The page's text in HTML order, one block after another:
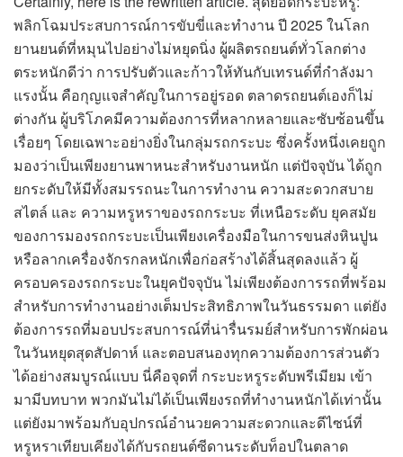
พลิกโฉมประสบการณ์การขับขี่และทำงาน ปี 2025 ในโลก
ยานยนต์ที่หมุนไปอย่างไม่หยุดนิ่ง ผู้ผลิตรถยนต์ทั่วโลกต่าง
ตระหนักดีว่า การปรับตัวและก้าวให้ทันกับเทรนด์ที่กำลังมา
แรงนั้น คือกุญแจสำคัญในการอยู่รอด ตลาดรถยนต์เองก็ไม่
ต่างกัน ผู้บริโภคมีความต้องการที่หลากหลายและซับซ้อนขึ้น
เรื่อยๆ โดยเฉพาะอย่างยิ่งในกลุ่มรถกระบะ ซึ่งครั้งหนึ่งเคยถูก
มองว่าเป็นเพียงยานพาหนะสำหรับงานหนัก แต่ปัจจุบัน ได้ถูก
ยกระดับให้มีทั้งสมรรถนะในการทำงาน ความสะดวกสบาย
สไตล์ และ ความหรูหราของรถกระบะ ที่เหนือระดับ ยุคสมัย
ของการมองรถกระบะเป็นเพียงเครื่องมือในการขนส่งหินปูน
หรือลากเครื่องจักรกลหนักเพื่อก่อสร้างได้สิ้นสุดลงแล้ว ผู้
ครอบครองรถกระบะในยุคปัจจุบัน ไม่เพียงต้องการรถที่พร้อม
สำหรับการทำงานอย่างเต็มประสิทธิภาพในวันธรรมดา แต่ยัง
ต้องการรถที่มอบประสบการณ์ที่น่ารื่นรมย์สำหรับการพักผ่อน
ในวันหยุดสุดสัปดาห์ และตอบสนองทุกความต้องการส่วนตัว
ได้อย่างสมบูรณ์แบบ นี่คือจุดที่ กระบะหรูระดับพรีเมียม เข้า
มามีบทบาท พวกมันไม่ได้เป็นเพียงรถที่ทำงานหนักได้เท่านั้น
แต่ยังมาพร้อมกับอุปกรณ์อำนวยความสะดวกและดีไซน์ที่
หรูหราเทียบเคียงได้กับรถยนต์ซีดานระดับท็อปในตลาด